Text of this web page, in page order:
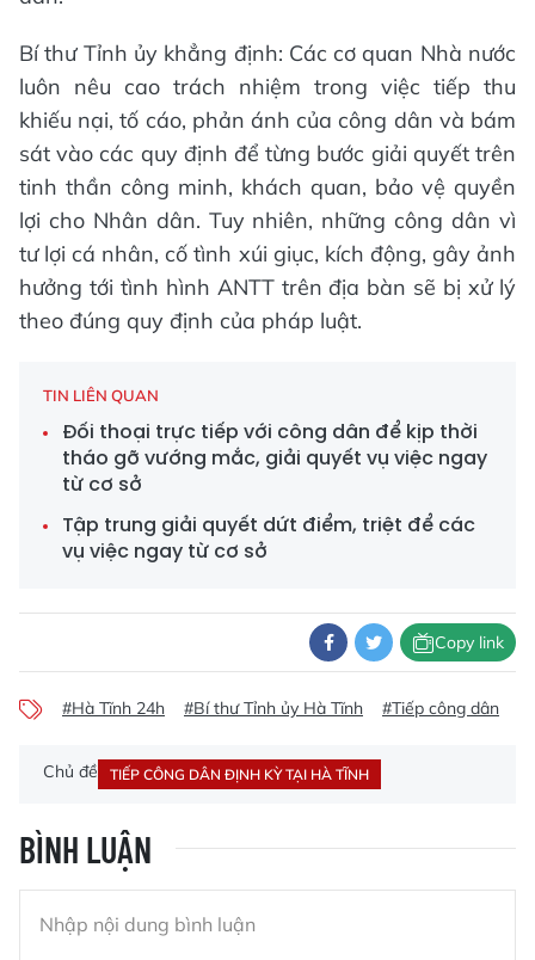
Bí thư Tỉnh ủy khẳng định: Các cơ quan Nhà nước
luôn nêu cao trách nhiệm trong việc tiếp thu
khiếu nại, tố cáo, phản ánh của công dân và bám
sát vào các quy định để từng bước giải quyết trên
tinh thần công minh, khách quan, bảo vệ quyền
lợi cho Nhân dân. Tuy nhiên, những công dân vì
tư lợi cá nhân, cố tình xúi giục, kích động, gây ảnh
hưởng tới tình hình ANTT trên địa bàn sẽ bị xử lý
theo đúng quy định của pháp luật.
TIN LIÊN QUAN
Đối thoại trực tiếp với công dân để kịp thời
tháo gỡ vướng mắc, giải quyết vụ việc ngay
từ cơ sở
Tập trung giải quyết dứt điểm, triệt để các
vụ việc ngay từ cơ sở
Copy link
#Hà Tĩnh 24h #Bí thư Tỉnh ủy Hà Tĩnh #Tiếp công dân
Chủ đề TIẾP CÔNG DÂN ĐỊNH KỲ TẠI HÀ TĨNH
BÌNH LUẬN